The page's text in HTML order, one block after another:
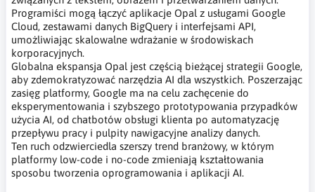
Programiści mogą łączyć aplikacje Opal z usługami Google
Cloud, zestawami danych BigQuery i interfejsami API,
umożliwiając skalowalne wdrażanie w środowiskach
korporacyjnych.
Globalna ekspansja Opal jest częścią bieżącej strategii Google,
aby zdemokratyzować narzędzia AI dla wszystkich. Poszerzając
zasięg platformy, Google ma na celu zachęcenie do
eksperymentowania i szybszego prototypowania przypadków
użycia AI, od chatbotów obsługi klienta po automatyzację
przepływu pracy i pulpity nawigacyjne analizy danych.
Ten ruch odzwierciedla szerszy trend branżowy, w którym
platformy low-code i no-code zmieniają kształtowania
sposobu tworzenia oprogramowania i aplikacji AI.